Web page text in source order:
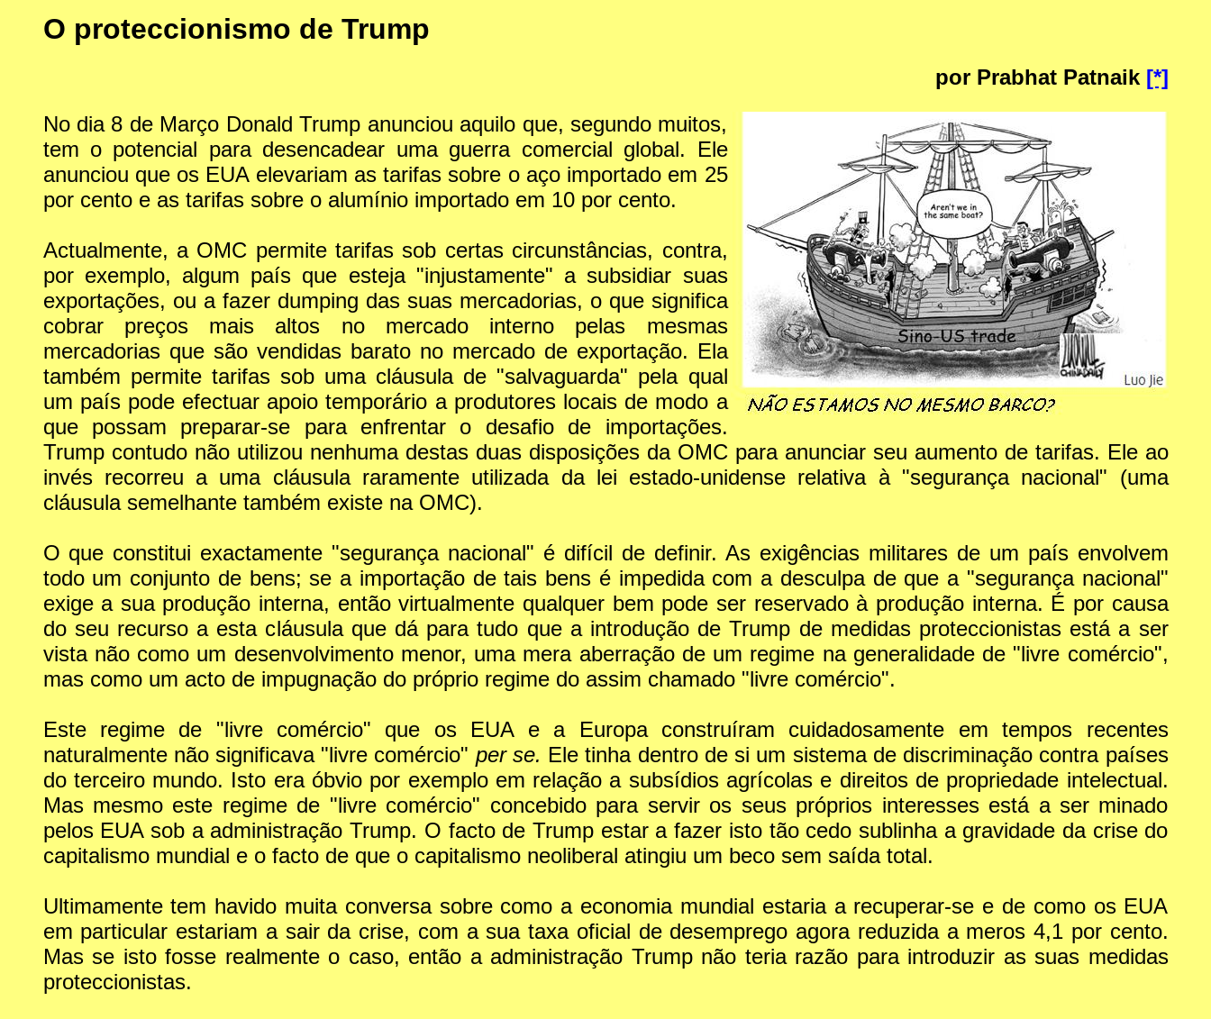
O proteccionismo de Trump
por Prabhat Patnaik [*]
No dia 8 de Março Donald Trump anunciou aquilo que, segundo muitos,
tem o potencial para desencadear uma guerra comercial global. Ele
anunciou que os EUA elevariam as tarifas sobre o aço importado em 25
por cento e as tarifas sobre o alumínio importado em 10 por cento.
Actualmente, a OMC permite tarifas sob certas circunstâncias, contra,
por exemplo, algum país que esteja "injustamente" a subsidiar suas
exportações, ou a fazer dumping das suas mercadorias, o que significa
cobrar preços mais altos no mercado interno pelas mesmas
mercadorias que são vendidas barato no mercado de exportação. Ela
também permite tarifas sob uma cláusula de "salvaguarda" pela qual
um país pode efectuar apoio temporário a produtores locais de modo a
que possam preparar-se para enfrentar o desafio de importações.
Trump contudo não utilizou nenhuma destas duas disposições da OMC para anunciar seu aumento de tarifas. Ele ao
invés recorreu a uma cláusula raramente utilizada da lei estado-unidense relativa à "segurança nacional" (uma
cláusula semelhante também existe na OMC).
O que constitui exactamente "segurança nacional" é difícil de definir. As exigências militares de um país envolvem
todo um conjunto de bens; se a importação de tais bens é impedida com a desculpa de que a "segurança nacional"
exige a sua produção interna, então virtualmente qualquer bem pode ser reservado à produção interna. É por causa
do seu recurso a esta cláusula que dá para tudo que a introdução de Trump de medidas proteccionistas está a ser
vista não como um desenvolvimento menor, uma mera aberração de um regime na generalidade de "livre comércio",
mas como um acto de impugnação do próprio regime do assim chamado "livre comércio".
Este regime de "livre comércio" que os EUA e a Europa construíram cuidadosamente em tempos recentes
naturalmente não significava "livre comércio" per se. Ele tinha dentro de si um sistema de discriminação contra países
do terceiro mundo. Isto era óbvio por exemplo em relação a subsídios agrícolas e direitos de propriedade intelectual.
Mas mesmo este regime de "livre comércio" concebido para servir os seus próprios interesses está a ser minado
pelos EUA sob a administração Trump. O facto de Trump estar a fazer isto tão cedo sublinha a gravidade da crise do
capitalismo mundial e o facto de que o capitalismo neoliberal atingiu um beco sem saída total.
Ultimamente tem havido muita conversa sobre como a economia mundial estaria a recuperar-se e de como os EUA
em particular estariam a sair da crise, com a sua taxa oficial de desemprego agora reduzida a meros 4,1 por cento.
Mas se isto fosse realmente o caso, então a administração Trump não teria razão para introduzir as suas medidas
proteccionistas.